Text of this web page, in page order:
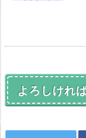
よろしけれ